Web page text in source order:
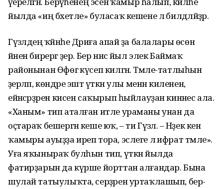
йылда «иң бәхетле» буласаҡ кешене лә билдәләйҙәр.
Гүзәлдең ҡәйнәһе Дәриға апай ҙа балалары өсөн
йәнен бирергә әҙер. Бер нисә йыл элек Баймаҡ
районынан Өфөгә күсеп килгән. Тәмле-татлыһын
әҙерләп, көндәре эштә үткән улы менән киленен,
ейәнсәрҙәрен кисен саҡырып һыйлауҙан кинәнес ала.
«Ханым» тип аталған итле ураманы унан да
оҫтараҡ бешергән кеше юҡ, – ти Гүзәл. – Нәҙек кенә
ҡамыры ауыҙҙа иреп тора, эслеге лә ифрат тәмле».
Уға яҡыныраҡ булһын тип, үткән йылда
фатирҙарын да күрше йорттан алғандар. Бына
шулай татыулыҡта, серҙәрен уртаҡлашып, бер-